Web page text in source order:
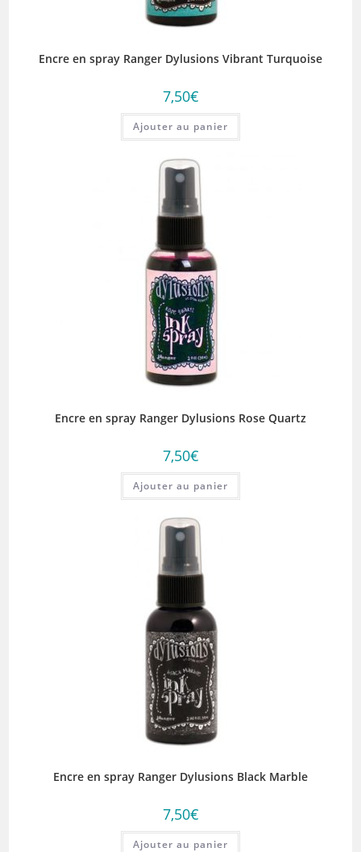
Encre en spray Ranger Dylusions Vibrant Turquoise
7,50€
Ajouter au panier
Encre en spray Ranger Dylusions Rose Quartz
7,50€
Ajouter au panier
Encre en spray Ranger Dylusions Black Marble
7,50€
Ajouter au panier